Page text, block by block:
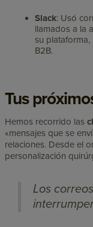
Slack: Usó
llamados a la
su
B2B.
Tus
Hemos recorrido las
«mensajes que se
relaciones. Desde el
personalización
Los